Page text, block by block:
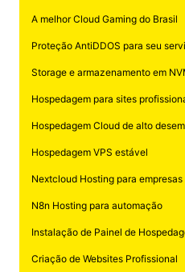
A melhor Cloud Gaming do Brasil
Proteção AntiDDOS para seu
Storage e armazenamento em
Hospedagem para sites
Hospedagem Cloud de alto
Hospedagem VPS estável
Nextcloud Hosting para empresas
N8n Hosting para automação
Instalação de Painel de
Criação de Websites Profissional